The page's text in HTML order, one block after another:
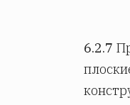
6.2.7